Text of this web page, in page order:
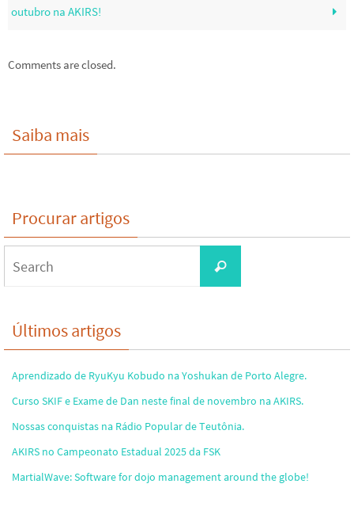
outubro na AKIRS!
Comments are closed.
Saiba mais
Procurar artigos
Search
Últimos artigos
Aprendizado de RyuKyu Kobudo na Yoshukan de Porto Alegre.
Curso SKIF e Exame de Dan neste final de novembro na AKIRS.
Nossas conquistas na Rádio Popular de Teutônia.
AKIRS no Campeonato Estadual 2025 da FSK
MartialWave: Software for dojo management around the globe!